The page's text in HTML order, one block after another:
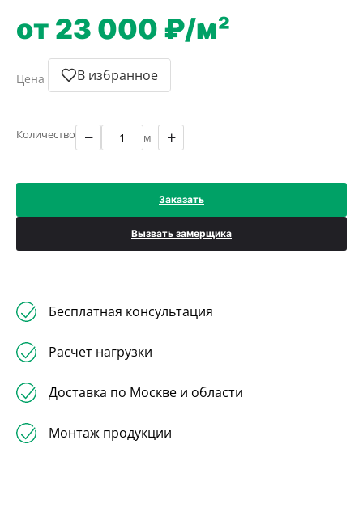
от 23 000 ₽/м²
Цена В избранное
Количество − м +
Заказать
Вызвать замерщика
Бесплатная консультация
Расчет нагрузки
Доставка по Москве и области
Монтаж продукции